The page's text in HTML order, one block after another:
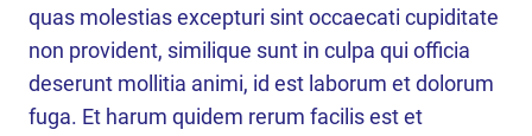
quas molestias excepturi sint occaecati cupiditate
non provident, similique sunt in culpa qui officia
deserunt mollitia animi, id est laborum et dolorum
fuga. Et harum quidem rerum facilis est et